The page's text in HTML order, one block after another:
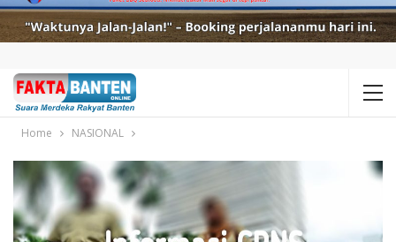
Home NASIONAL